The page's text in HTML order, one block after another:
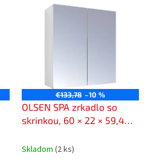
€133,78 –10 %
OLSEN SPA zrkadlo so
skrinkou, 60 × 22 × 59,4
Skladom (2 ks)